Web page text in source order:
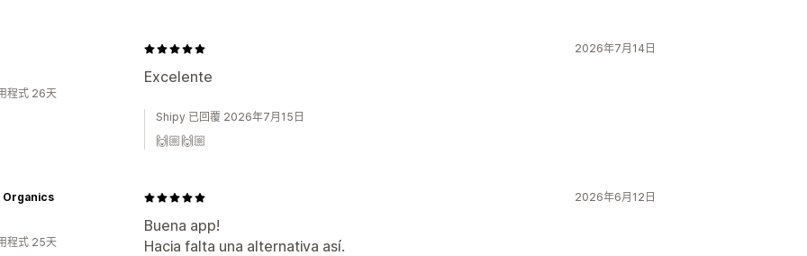
2026年7月14日
Excelente
程式 26天
Shipy 已回覆 2026年7月15日
🙌🏼🙌🏼
2026年6月12日
Buena app!
Hacia falta una alternativa así.
Organics
程式 25天